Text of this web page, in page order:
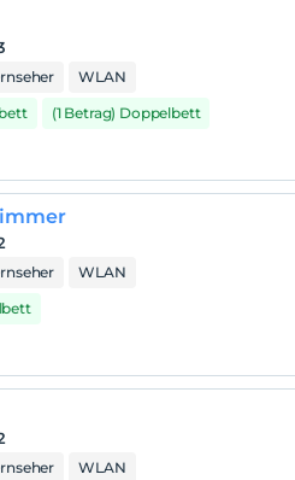
WLAN
(1 Betrag) Doppelbett
WLAN
WLAN